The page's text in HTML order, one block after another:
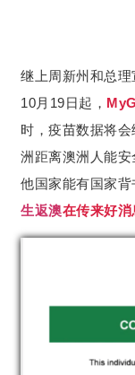
继上周新州和总
10月19日起，
时，疫苗数据将
洲距离澳洲人能
他国家能有国家背
生返澳在传来好消